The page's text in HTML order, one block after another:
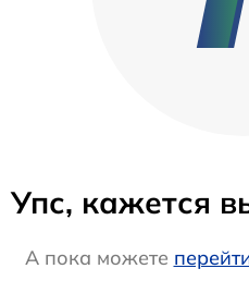
Упс, кажется
А пока можете